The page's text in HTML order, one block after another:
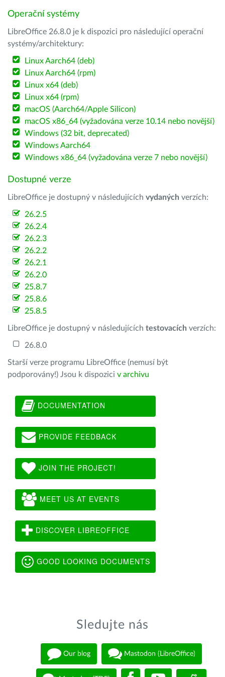
Operační systémy
LibreOffice 26.8.0 je k dispozici pro následující operační
systémy/architektury:
Linux Aarch64 (deb)
Linux Aarch64 (rpm)
Linux x64 (deb)
Linux x64 (rpm)
macOS (Aarch64/Apple Silicon)
macOS x86_64 (vyžadována verze 10.14 nebo novější)
Windows (32 bit, deprecated)
Windows Aarch64
Windows x86_64 (vyžadována verze 7 nebo novější)
Dostupné verze
LibreOffice je dostupný v následujících vydaných verzích:
26.2.5
26.2.4
26.2.3
26.2.2
26.2.1
26.2.0
25.8.7
25.8.6
25.8.5
LibreOffice je dostupný v následujících testovacích verzích:
26.8.0
Starší verze programu LibreOffice (nemusí být
podporovány!) Jsou k dispozici v archivu
DOCUMENTATION
PROVIDE FEEDBACK
JOIN THE PROJECT!
MEET US AT EVENTS
DISCOVER LIBREOFFICE
GOOD LOOKING DOCUMENTS
Sledujte nás
Our blog Mastodon (LibreOffice)